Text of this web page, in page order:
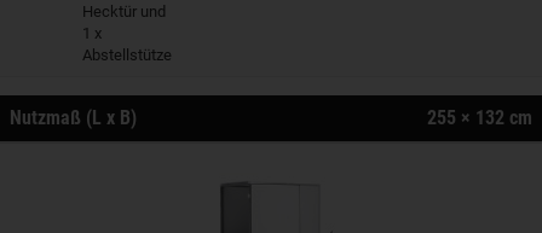
Hecktür und
1 x
Abstellstütze
Nutzmaß (L x B) 255 × 132 cm